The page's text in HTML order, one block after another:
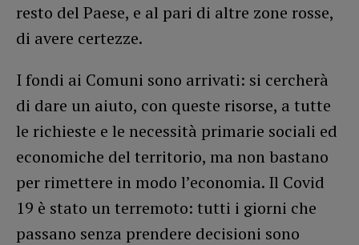
resto del Paese, e al pari di altre zone rosse,
di avere certezze.
I fondi ai Comuni sono arrivati: si cercherà
di dare un aiuto, con queste risorse, a tutte
le richieste e le necessità primarie sociali ed
economiche del territorio, ma non bastano
per rimettere in modo l’economia. Il Covid
19 è stato un terremoto: tutti i giorni che
passano senza prendere decisioni sono